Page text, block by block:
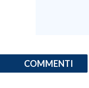
COMMENTI